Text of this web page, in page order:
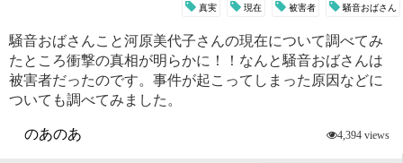
真実 現在 被害者 騒音おばさん
騒音おばさんこと河原美代子さんの現在について調べてみ
たところ衝撃の真相が明らかに！！なんと騒音おばさんは
被害者だったのです。事件が起こってしまった原因などに
ついても調べてみました。
のあのあ
4,394 views